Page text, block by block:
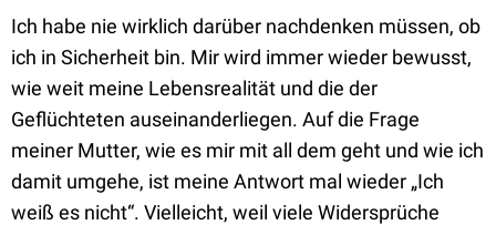
Ich habe nie wirklich darüber nachdenken müssen, ob
ich in Sicherheit bin. Mir wird immer wieder bewusst,
wie weit meine Lebensrealität und die der
Geflüchteten auseinanderliegen. Auf die Frage
meiner Mutter, wie es mir mit all dem geht und wie ich
damit umgehe, ist meine Antwort mal wieder „Ich
weiß es nicht“. Vielleicht, weil viele Widersprüche